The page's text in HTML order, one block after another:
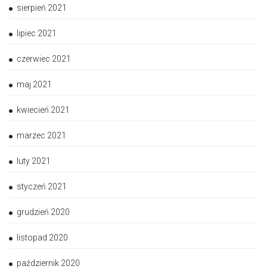
sierpień 2021
lipiec 2021
czerwiec 2021
maj 2021
kwiecień 2021
marzec 2021
luty 2021
styczeń 2021
grudzień 2020
listopad 2020
październik 2020